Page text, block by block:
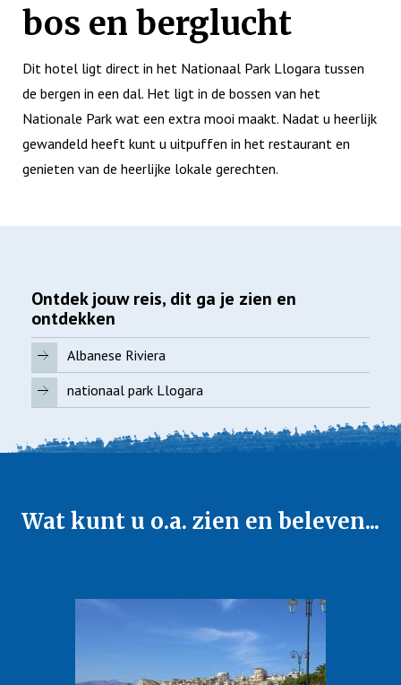
bos en berglucht
Dit hotel ligt direct in het Nationaal Park Llogara tussen
de bergen in een dal. Het ligt in de bossen van het
Nationale Park wat een extra mooi maakt. Nadat u heerlijk
gewandeld heeft kunt u uitpuffen in het restaurant en
genieten van de heerlijke lokale gerechten.
Ontdek jouw reis, dit ga je zien en
ontdekken
Albanese Riviera
nationaal park Llogara
Wat kunt u o.a. zien en beleven...